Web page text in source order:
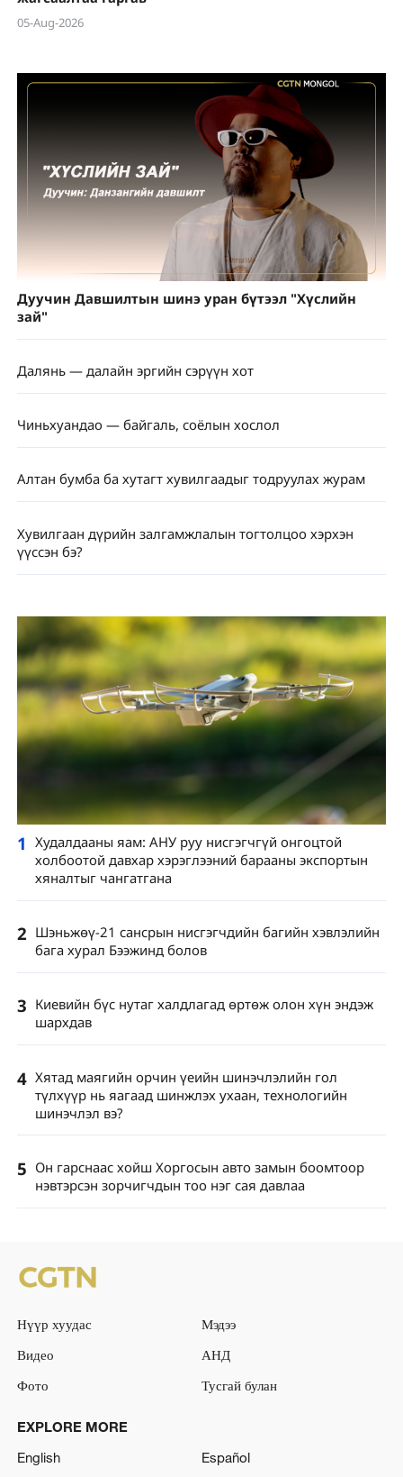
05-Aug-2026
Дуучин Давшилтын шинэ уран бүтээл "Хүслийн
зай"
Далянь — далайн эргийн сэрүүн хот
Чиньхуандао — байгаль, соёлын хослол
Алтан бумба ба хутагт хувилгаадыг тодруулах журам
Хувилгаан дүрийн залгамжлалын тогтолцоо хэрхэн
үүссэн бэ?
1 Худалдааны яам: АНУ руу нисгэгчгүй онгоцтой
холбоотой давхар хэрэглээний барааны экспортын
хяналтыг чангатгана
2 Шэньжөү-21 сансрын нисгэгчдийн багийн хэвлэлийн
бага хурал Бээжинд болов
3 Киевийн бүс нутаг халдлагад өртөж олон хүн эндэж
шархдав
4 Хятад маягийн орчин үеийн шинэчлэлийн гол
түлхүүр нь яагаад шинжлэх ухаан, технологийн
шинэчлэл вэ?
5 Он гарснаас хойш Хоргосын авто замын боомтоор
нэвтэрсэн зорчигчдын тоо нэг сая давлаа
Нүүр хуудас
Мэдээ
Видео
АНД
Фото
Тусгай булан
EXPLORE MORE
English
Español